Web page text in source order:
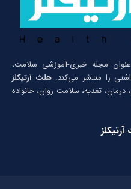
1396 به عنوان مجله خبری-آموزشی سلامت،
را منتشر می‌کند.هلث آرتیکلز
تغذیه، سلامت روان، خانواده